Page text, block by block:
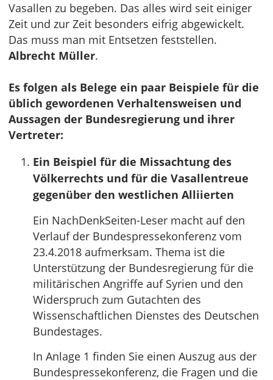
Vasallen zu begeben. Das alles wird seit einiger
Zeit und zur Zeit besonders eifrig abgewickelt.
Das muss man mit Entsetzen feststellen.
Albrecht Müller.
Es folgen als Belege ein paar Beispiele für die
üblich gewordenen Verhaltensweisen und
Aussagen der Bundesregierung und ihrer
Vertreter:
Ein Beispiel für die Missachtung des
Völkerrechts und für die Vasallentreue
gegenüber den westlichen Alliierten
Ein NachDenkSeiten-Leser macht auf den
Verlauf der Bundespressekonferenz vom
23.4.2018 aufmerksam. Thema ist die
Unterstützung der Bundesregierung für die
militärischen Angriffe auf Syrien und den
Widerspruch zum Gutachten des
Wissenschaftlichen Dienstes des Deutschen
Bundestages.
In Anlage 1 finden Sie einen Auszug aus der
Bundespressekonferenz, die Fragen und die